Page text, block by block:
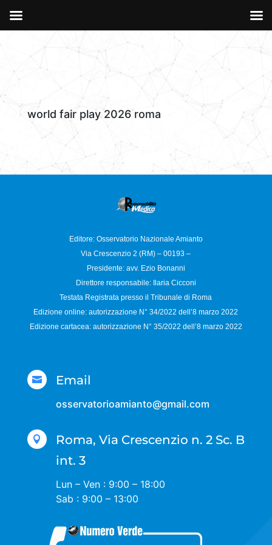
world fair play 2026 roma
Editore: Osservatorio Nazionale Amianto
Via Crescenzio 2 (RM) – 00193 –
Presidente: avv. Ezio Bonanni
Direttore responsabile:
Ilaria Cicconi
Testata Registrata presso il Tribunale di Roma
Edizione online: autorizzazione N°34/2022 dell’8 marzo 2022
Edizione cartacea: autorizzazione N° 35/2022 dell’8 marzo 2022
 Email
osservatorioamianto@gmail.com

Roma, Via Crescenzio n. 2 Sc. B
int. 3
Lun – Ven : 9:00 – 18:00
Sab : 9:00 – 13:00